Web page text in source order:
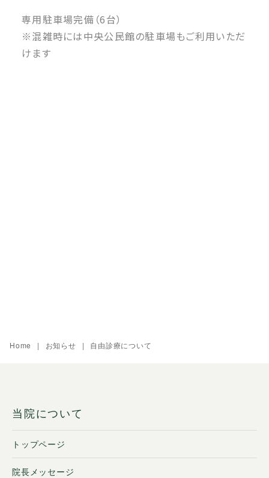
専用駐車場完備（6台）
※混雑時には中央公民館の駐車場もご利用いただ
けます
Home お知らせ 自由診療について
当院について
トップページ
院長メッセージ